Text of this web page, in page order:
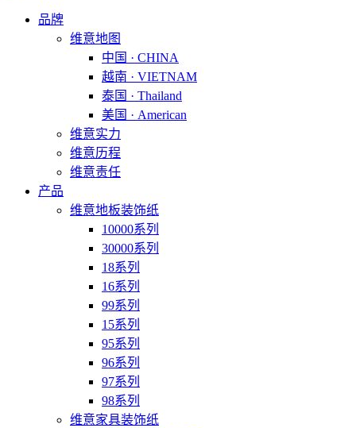
品牌
维意地图
中国 · CHINA
越南 · VIETNAM
泰国 · Thailand
美国 · American
维意实力
维意历程
维意责任
产品
维意地板装饰纸
10000系列
30000系列
18系列
16系列
99系列
15系列
95系列
96系列
97系列
98系列
维意家具装饰纸